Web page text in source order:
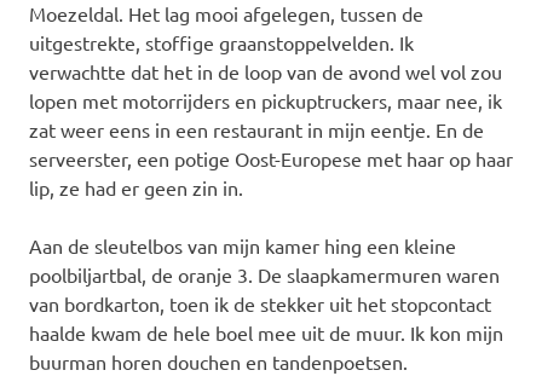
Moezeldal. Het lag mooi afgelegen, tussen de
uitgestrekte, stoffige graanstoppelvelden. Ik
verwachtte dat het in de loop van de avond wel vol zou
lopen met motorrijders en pickuptruckers, maar nee, ik
zat weer eens in een restaurant in mijn eentje. En de
serveerster, een potige Oost-Europese met haar op haar
lip, ze had er geen zin in.
Aan de sleutelbos van mijn kamer hing een kleine
poolbiljartbal, de oranje 3. De slaapkamermuren waren
van bordkarton, toen ik de stekker uit het stopcontact
haalde kwam de hele boel mee uit de muur. Ik kon mijn
buurman horen douchen en tandenpoetsen.